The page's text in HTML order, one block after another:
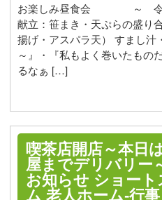
お楽しみ昼食会 ～ 令和
献立：笹まき・天ぷらの盛り
揚げ・アスパラ天） すまし汁
～』・『私もよく巻いたもの
るなぁ […]
喫茶店開店～本日
屋までデリバリー
お知らせ ショート
ム 老人ホーム-行事